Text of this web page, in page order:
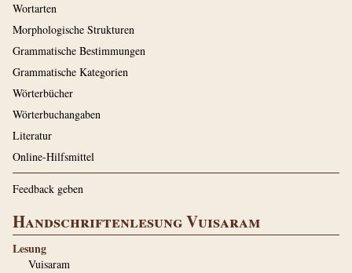
Wortarten
Morphologische Strukturen
Grammatische Bestimmungen
Grammatische Kategorien
Wörterbücher
Wörterbuchangaben
Literatur
Online-Hilfsmittel
Feedback geben
Handschriftenlesung Vuisaram
Lesung
Vuisaram